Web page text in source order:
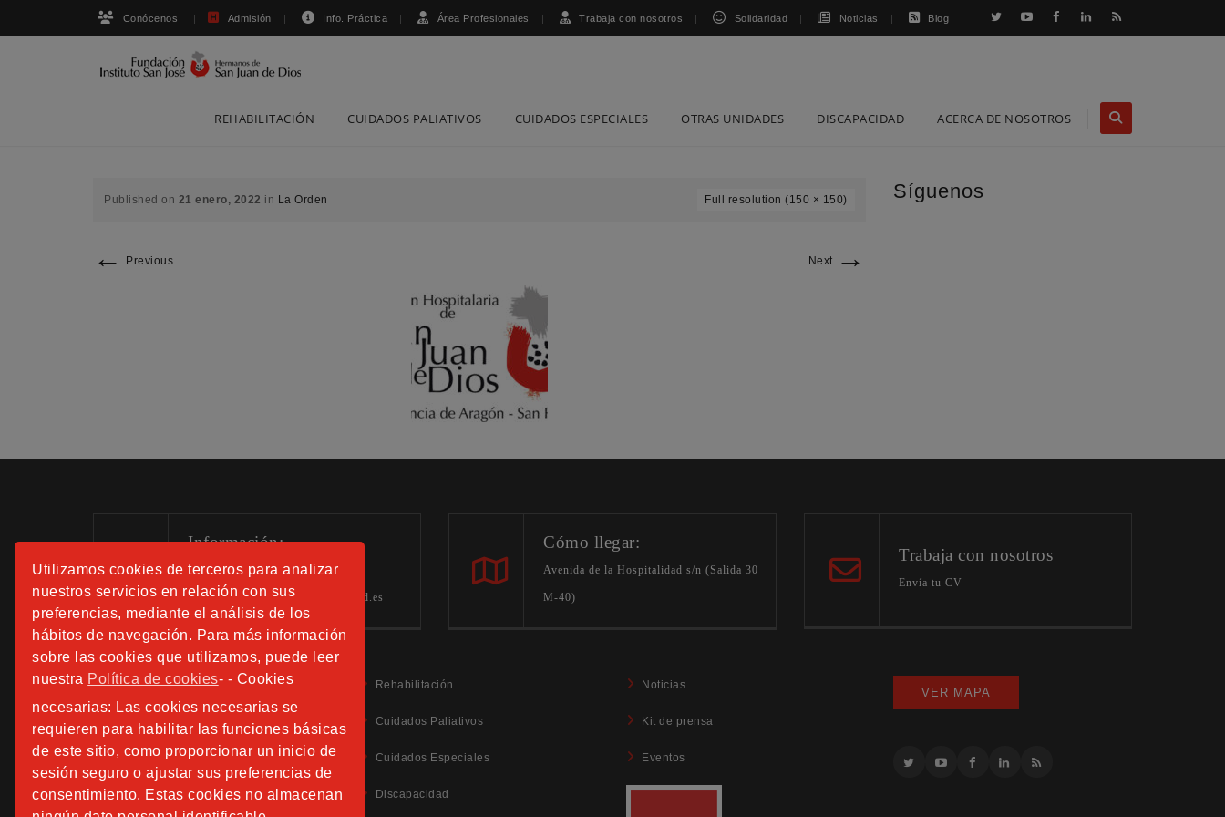
Utilizamos cookies de terceros para analizar
nuestros servicios en relación con sus
preferencias, mediante el análisis de los
hábitos de navegación. Para más información
sobre las cookies que utilizamos, puede leer
nuestra Política de cookies- - Cookies
necesarias: Las cookies necesarias se
requieren para habilitar las funciones básicas
de este sitio, como proporcionar un inicio de
sesión seguro o ajustar sus preferencias de
consentimiento. Estas cookies no almacenan
Conócenos Admisión Info. Práctica Área Profesionales Trabaja con nosotros Solidaridad Noticias Blog
REHABILITACIÓN CUIDADOS PALIATIVOS CUIDADOS ESPECIALES OTRAS UNIDADES DISCAPACIDAD ACERCA DE NOSOTROS
Published on 21 enero, 2022 in La Orden Full resolution (150 × 150)
← Previous Next →
Síguenos
Información:
Tels.: 91 508 01 40 -41-42
hospitalfundacionsanjose.info@sjd.es
Cómo llegar:
Avenida de la Hospitalidad s/n (Salida 30
M-40)
Trabaja con nosotros
Envía tu CV
Aviso Legal
Política de Privacidad
Política de Cookies
Información Adicional Protección de Datos
Rehabilitación
Cuidados Paliativos
Cuidados Especiales
Discapacidad
Noticias
Kit de prensa
Eventos
VER MAPA